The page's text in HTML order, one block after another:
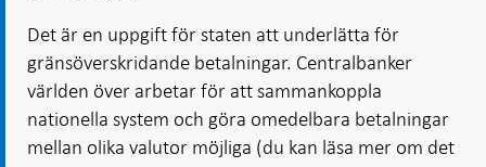
Det är en uppgift för staten att underlätta för
gränsöverskridande betalningar. Centralbanker
världen över arbetar för att sammankoppla
nationella system och göra omedelbara betalningar
mellan olika valutor möjliga (du kan läsa mer om det